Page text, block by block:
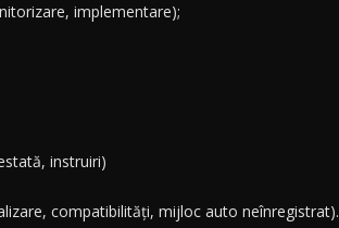
implementare);
instruiri)
compatibilități, mijloc auto neînregistrat).